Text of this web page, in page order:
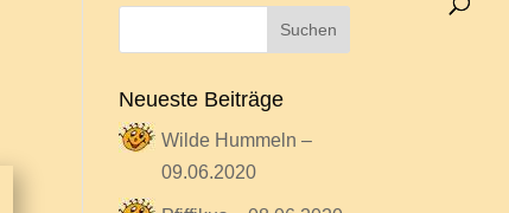
Neueste Beiträge
Wilde Hummeln –
09.06.2020